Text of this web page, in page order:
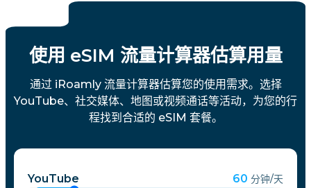
使用 eSIM 流量计算器估算用量
通过 iRoamly 流量计算器估算您的使用需求。选择
YouTube、社交媒体、地图或视频通话等活动，为您的行
程找到合适的 eSIM 套餐。
YouTube 60 分钟/天